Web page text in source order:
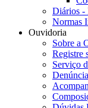
Diários -
Normas
Ouvidoria
Sobre a
Registre
Serviço